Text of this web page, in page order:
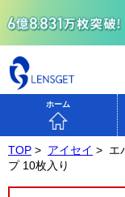
ホーム
TOP > アイセイ > エ
プ 10枚入り